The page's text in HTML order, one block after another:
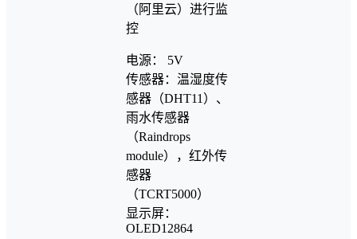
（阿里云）进行监
控
电源： 5V
传感器：温湿度传
感器（DHT11）、
雨水传感器
（Raindrops
module），红外传
感器
（TCRT5000）
显示屏：
OLED12864